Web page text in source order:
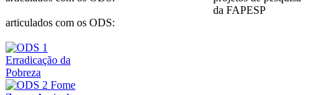
da FAPESP
articulados com os ODS: